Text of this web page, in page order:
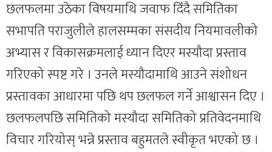
छलफलमा उठेका विषयमाथि जवाफ दिँदै समितिका
सभापति पराजुलीले हालसम्मका संसदीय नियमावलीको
अभ्यास र विकासक्रमलाई ध्यान दिएर मस्यौदा प्रस्ताव
गरिएको स्पष्ट गरे । उनले मस्यौदामाथि आउने संशोधन
प्रस्तावका आधारमा पछि थप छलफल गर्ने आश्वासन दिए ।
छलफलपछि समितिको मस्यौदा समितिको प्रतिवेदनमाथि
विचार गरियोस् भन्ने प्रस्ताव बहुमतले स्वीकृत भएको छ ।